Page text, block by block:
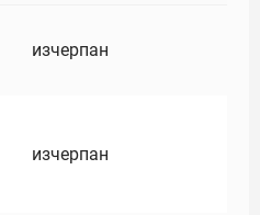
изчерпан
изчерпан